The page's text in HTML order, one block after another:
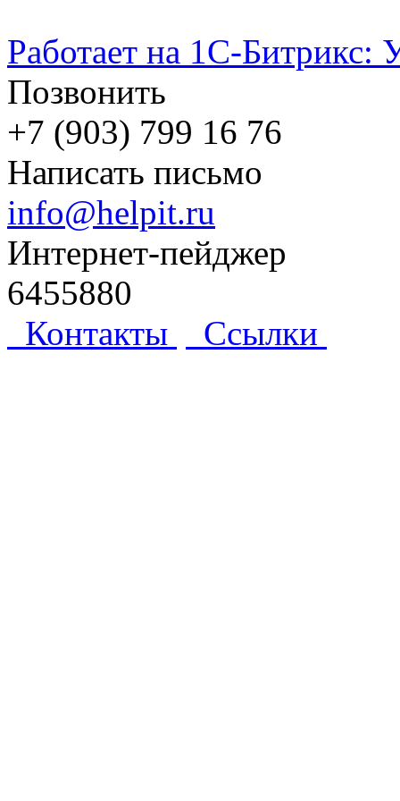
Работает на 1С-Битрикс:
Позвонить
+7 (903) 799 16 76
Написать письмо
info@helpit.ru
Интернет-пейджер
6455880
Контакты
Ссылки